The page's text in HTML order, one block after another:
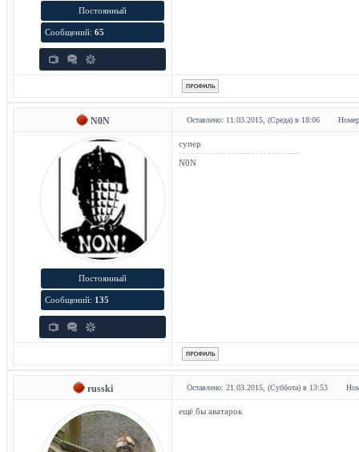
Постоянный
Сообщений: 65
N0N Оставлено: 11.03.2015, (Среда) в 18:06
Постоянный
Сообщений: 135
супер
N0N
russki Оставлено: 21.03.2015, (Суббота) в 13:53
ещё бы аватарок